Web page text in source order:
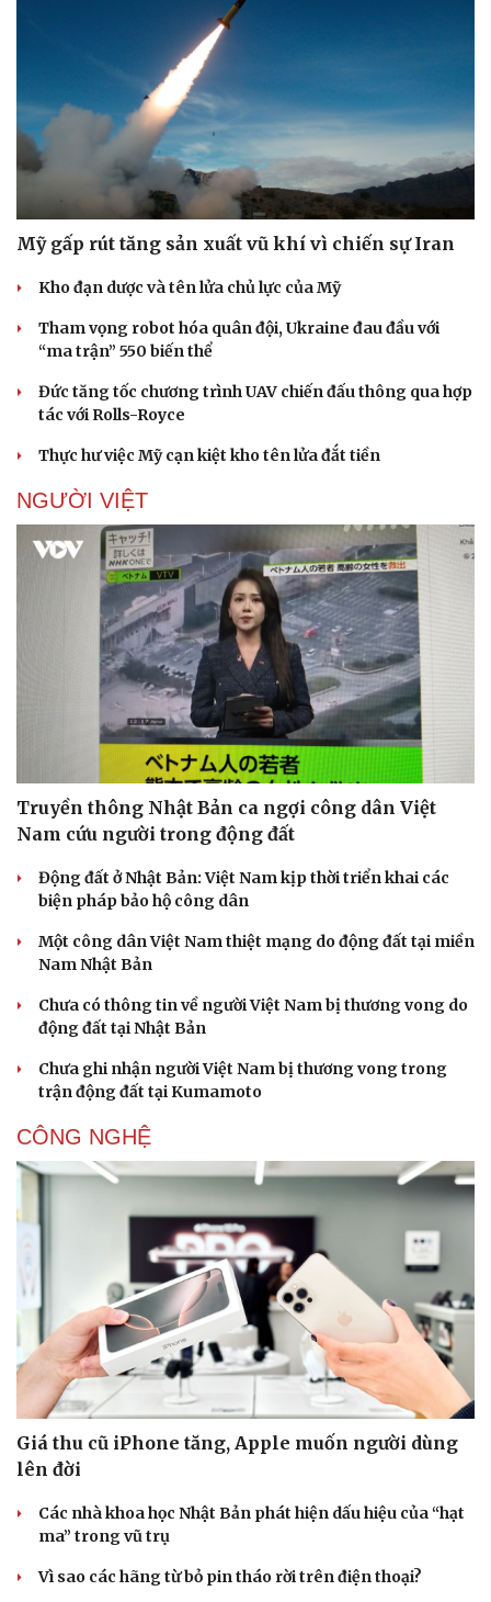
Doanh nghiệp
Thông tin doanh nghiệp
Doanh nghiệp 24h
Doanh nhân
Vì cộng đồng
Công nghệ
Sành điệu
Tin Công nghệ
Trải nghiệm
Chuyển đổi số
Mỹ gấp rút tăng sản xuất vũ khí vì chiến sự Iran
Kho đạn dược và tên lửa chủ lực của Mỹ
Tham vọng robot hóa quân đội, Ukraine đau đầu với
“ma trận” 550 biến thể
Đức tăng tốc chương trình UAV chiến đấu thông qua hợp
tác với Rolls-Royce
Thực hư việc Mỹ cạn kiệt kho tên lửa đắt tiền
NGƯỜI VIỆT
Truyền thông Nhật Bản ca ngợi công dân Việt
Nam cứu người trong động đất
Động đất ở Nhật Bản: Việt Nam kịp thời triển khai các
biện pháp bảo hộ công dân
Một công dân Việt Nam thiệt mạng do động đất tại miền
Nam Nhật Bản
Chưa có thông tin về người Việt Nam bị thương vong do
động đất tại Nhật Bản
Chưa ghi nhận người Việt Nam bị thương vong trong
trận động đất tại Kumamoto
CÔNG NGHỆ
Giá thu cũ iPhone tăng, Apple muốn người dùng
lên đời
Các nhà khoa học Nhật Bản phát hiện dấu hiệu của “hạt
ma” trong vũ trụ
Vì sao các hãng từ bỏ pin tháo rời trên điện thoại?